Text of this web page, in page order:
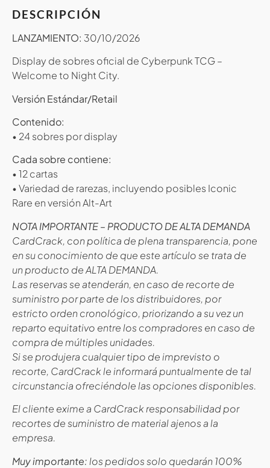
DESCRIPCIÓN
LANZAMIENTO: 30/10/2026
Display de sobres oficial de Cyberpunk TCG –
Welcome to Night City.
Versión Estándar/Retail
Contenido:
• 24 sobres por display
Cada sobre contiene:
• 12 cartas
• Variedad de rarezas, incluyendo posibles Iconic
Rare en versión Alt-Art
NOTA IMPORTANTE – PRODUCTO DE ALTA DEMANDA
CardCrack, con política de plena transparencia, pone
en su conocimiento de que este artículo se trata de
un producto de ALTA DEMANDA.
Las reservas se atenderán, en caso de recorte de
suministro por parte de los distribuidores, por
estricto orden cronológico, priorizando a su vez un
reparto equitativo entre los compradores en caso de
compra de múltiples unidades.
Si se produjera cualquier tipo de imprevisto o
recorte, CardCrack le informará puntualmente de tal
circunstancia ofreciéndole las opciones disponibles.
El cliente exime a CardCrack responsabilidad por
recortes de suministro de material ajenos a la
empresa.
Muy importante: los pedidos solo quedarán 100%